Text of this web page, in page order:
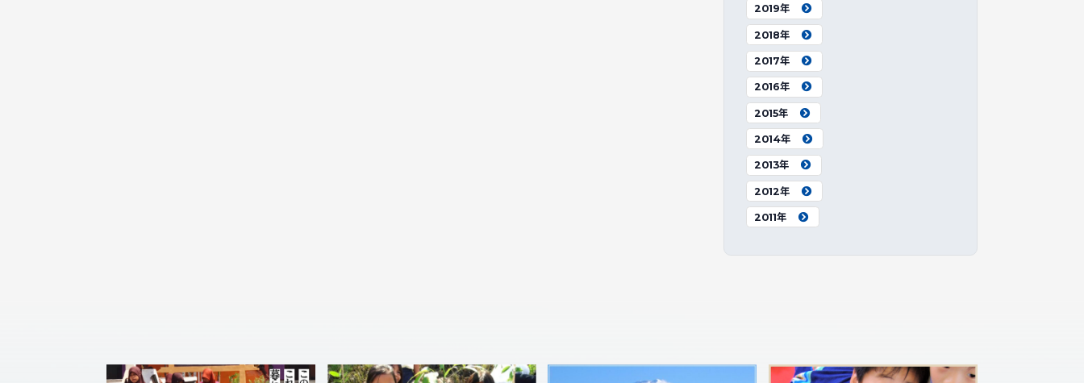
2019年
2018年
2017年
2016年
2015年
2014年
2013年
2012年
2011年